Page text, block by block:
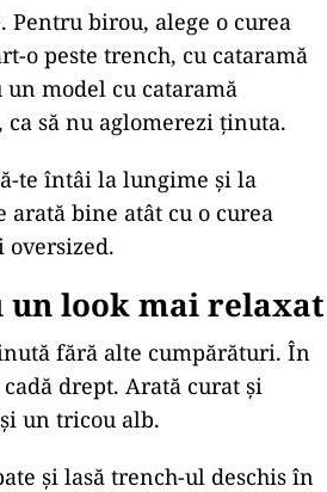
Pentru birou, alege o curea
o peste trench, cu cataramă
un model cu cataramă
să nu aglomerezi ținuta.
te întâi la lungime și la
arată bine atât cu o curea
oversized.
look mai relaxat
fără alte cumpărături. În
drept. Arată curat și
un tricou alb.
și lasă trench-ul deschis în